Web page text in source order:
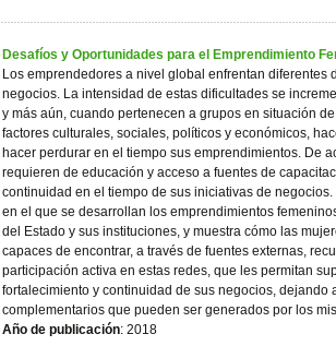
Desafíos y Oportunidades para el Emprendimiento
Los emprendedores a nivel global enfrentan
negocios. La intensidad de estas dificultades se
y más aún, cuando pertenecen a grupos en situación
factores culturales, sociales, políticos y económicos,
hacer perdurar en el tiempo sus emprendimientos. De
requieren de educación y acceso a fuentes de
continuidad en el tiempo de sus iniciativas de
en el que se desarrollan los emprendimientos
del Estado y sus instituciones, y muestra cómo las
capaces de encontrar, a través de fuentes externas,
participación activa en estas redes, que les permitan
fortalecimiento y continuidad de sus negocios,
complementarios que pueden ser generados por los
Año de publicación: 2018